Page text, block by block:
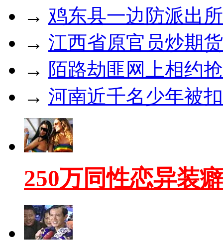
→ 鸡东县一边防派出
→ 江西省原官员炒期
→ 陌路劫匪网上相约
→ 河南近千名少年被
250万同性恋异装